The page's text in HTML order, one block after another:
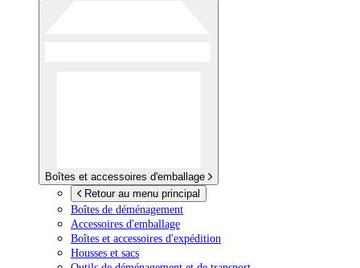
Boîtes et accessoires d'emballage
Retour au menu principal
Boîtes de déménagement
Accessoires d'emballage
Boîtes et accessoires d'expédition
Housses et sacs